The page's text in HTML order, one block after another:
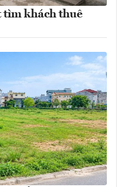
tìm khách thuê